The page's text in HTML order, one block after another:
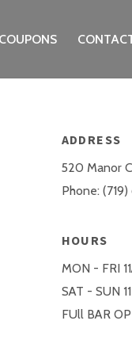
ADDRESS
520 Manor
Phone:
HOURS
MON - FRI
SAT - SUN
FUll BAR